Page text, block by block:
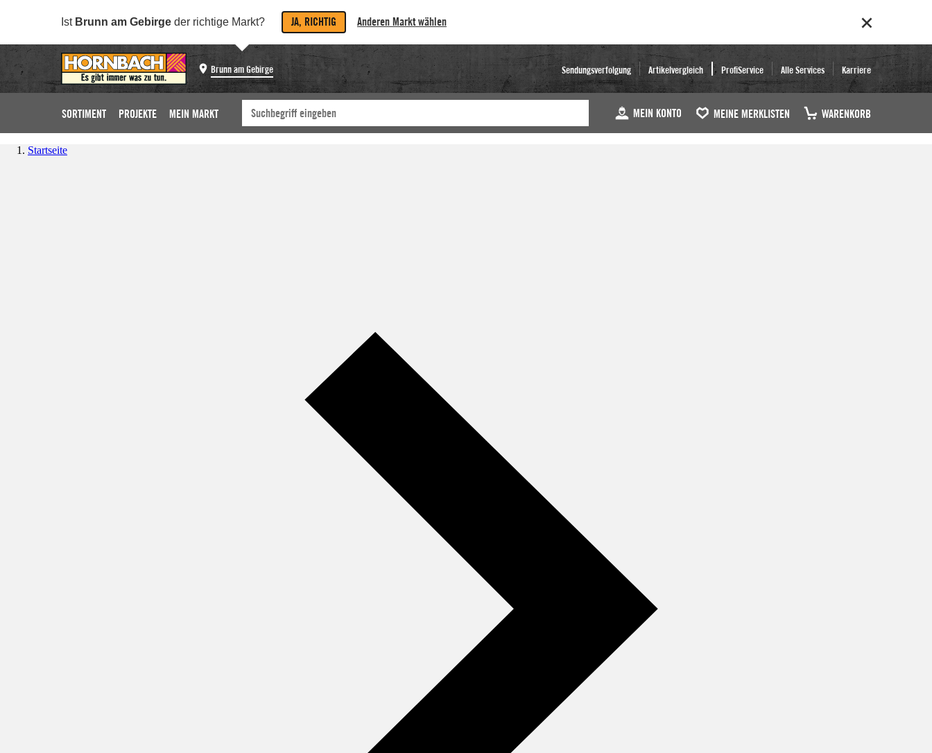
Ist Brunn am Gebirge der richtige Markt? JA, RICHTIG Anderen Markt wählen
Brunn am Gebirge Sendungsverfolgung Artikelvergleich ProfiService Alle Services Karriere
SORTIMENT PROJEKTE MEIN MARKT MEIN KONTO MEINE MERKLISTEN WARENKORB
Startseite